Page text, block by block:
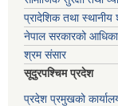
प्रादेशिक तथा
नेपाल सरकारको
श्रम संसार
सूदुरपश्चिम प्रदेश
प्रदेश प्रमुखको